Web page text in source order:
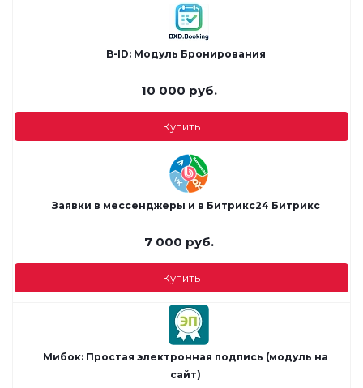
B-ID: Модуль Бронирования
10 000 руб.
Купить
Заявки в мессенджеры и в Битрикс24 Битрикс
7 000 руб.
Купить
Мибок: Простая электронная подпись (модуль на
сайт)